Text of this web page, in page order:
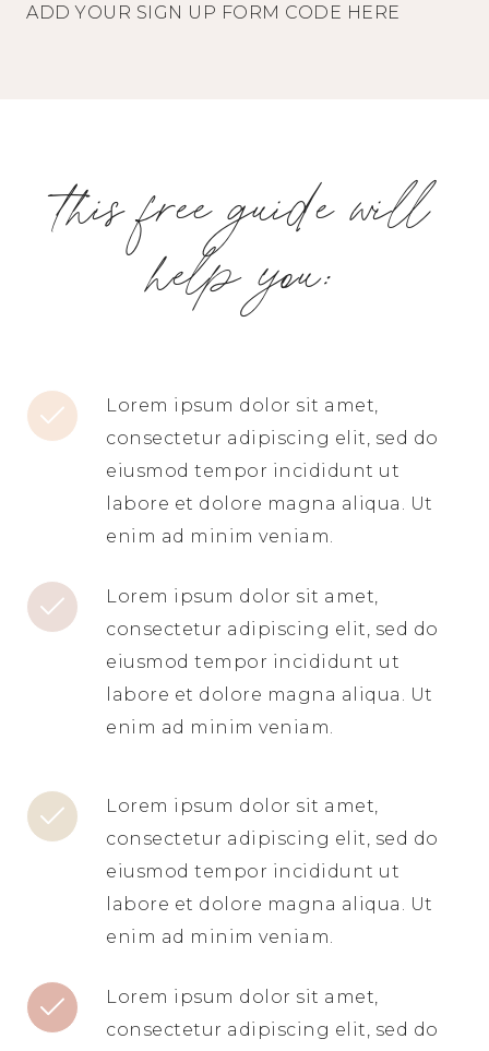
ADD YOUR SIGN UP FORM CODE HERE
this free guide will
help you:
Lorem ipsum dolor sit amet,
consectetur adipiscing elit, sed do
eiusmod tempor incididunt ut
labore et dolore magna aliqua. Ut
enim ad minim veniam.
Lorem ipsum dolor sit amet,
consectetur adipiscing elit, sed do
eiusmod tempor incididunt ut
labore et dolore magna aliqua. Ut
enim ad minim veniam.
Lorem ipsum dolor sit amet,
consectetur adipiscing elit, sed do
eiusmod tempor incididunt ut
labore et dolore magna aliqua. Ut
enim ad minim veniam.
Lorem ipsum dolor sit amet,
consectetur adipiscing elit, sed do